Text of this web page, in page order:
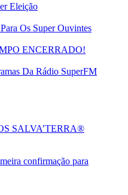
Eleição
Os Super Ouvintes
ENCERRADO!
Da Rádio SuperFM
SALVA’TERRA®
confirmação para